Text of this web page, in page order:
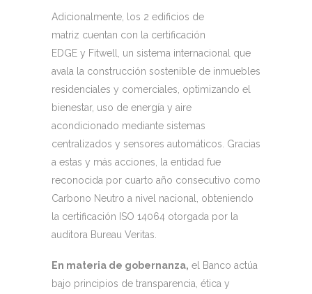
Adicionalmente, los 2 edificios de
matriz cuentan con la certificación
EDGE y Fitwell, un sistema internacional que
avala la construcción sostenible de inmuebles
residenciales y comerciales, optimizando el
bienestar, uso de energía y aire
acondicionado mediante sistemas
centralizados y sensores automáticos. Gracias
a estas y más acciones, la entidad fue
reconocida por cuarto año consecutivo como
Carbono Neutro a nivel nacional, obteniendo
la certificación ISO 14064 otorgada por la
auditora Bureau Veritas.
En materia de gobernanza, el Banco actúa
bajo principios de transparencia, ética y